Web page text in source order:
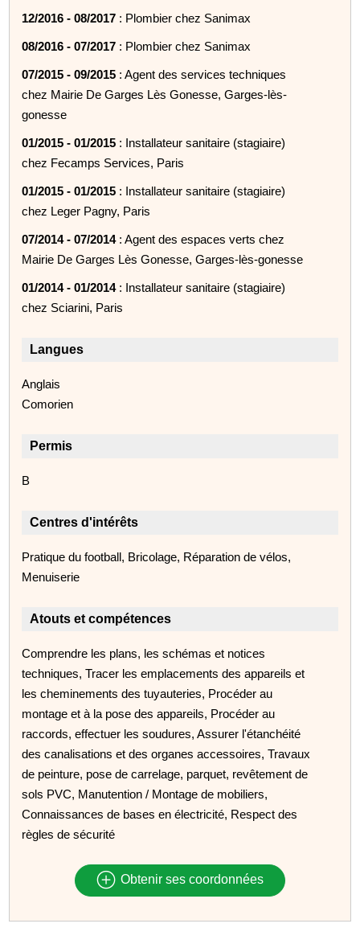
12/2016 - 08/2017 : Plombier chez Sanimax
08/2016 - 07/2017 : Plombier chez Sanimax
07/2015 - 09/2015 : Agent des services techniques
chez Mairie De Garges Lès Gonesse, Garges-lès-
gonesse
01/2015 - 01/2015 : Installateur sanitaire (stagiaire)
chez Fecamps Services, Paris
01/2015 - 01/2015 : Installateur sanitaire (stagiaire)
chez Leger Pagny, Paris
07/2014 - 07/2014: Agent des espaces verts chez
Mairie De Garges Lès Gonesse, Garges-lès-gonesse
01/2014 - 01/2014: Installateur sanitaire (stagiaire)
chez Sciarini, Paris
Langues
Anglais
Comorien
Permis
B
Centres d'intérêts
Pratique du football, Bricolage, Réparation de vélos,
Menuiserie
Atouts et compétences
Comprendre les plans, les schémas et notices
techniques, Tracer les emplacements des appareils et
les cheminements des tuyauteries, Procéder au
montage et à la pose des appareils, Procéder au
raccords, effectuer les soudures, Assurer l'étanchéité
des canalisations et des organes accessoires, Travaux
de peinture, pose de carrelage, parquet, revêtement de
sols PVC, Manutention / Montage de mobiliers,
Connaissances de bases en électricité, Respect des
règles de sécurité
Obtenir ses coordonnées